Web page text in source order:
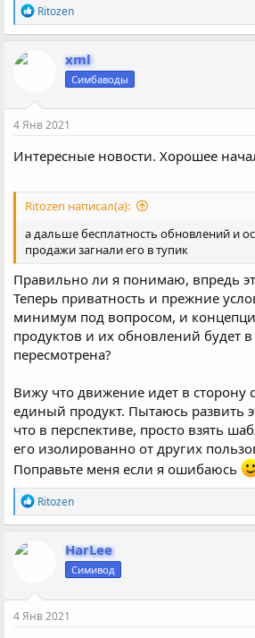
Р
е
а
:
Ritozen
xml
Симбаводы
4 Янв 2021
Интересные новости. Хорошее
Ritozen написал(а):
а дальше бесплатность обновлений и
продажи загнали его в тупик
Правильно ли я понимаю, впредь
Теперь приватность и прежние
минимум под вопросом, и
продуктов и их обновлений будет
пересмотрена?
Вижу что движение идет в сторону
единый продукт. Пытаюсь развить
что в перспективе, просто взять
его изолированно от других
Поправьте меня если я ошибаюсь
Р
е
а
:
Ritozen
HarLee
Симивод
4 Янв 2021